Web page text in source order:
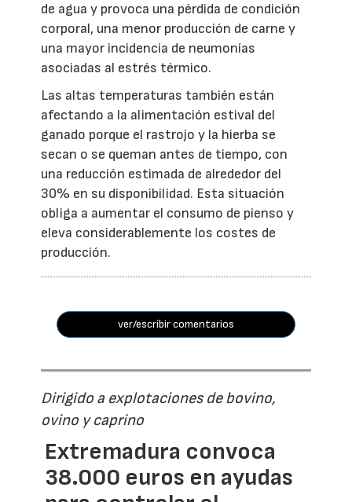
de agua y provoca una pérdida de condición
corporal, una menor producción de carne y
una mayor incidencia de neumonías
asociadas al estrés térmico.
Las altas temperaturas también están
afectando a la alimentación estival del
ganado porque el rastrojo y la hierba se
secan o se queman antes de tiempo, con
una reducción estimada de alrededor del
30% en su disponibilidad. Esta situación
obliga a aumentar el consumo de pienso y
eleva considerablemente los costes de
producción.
ver/escribir comentarios
Dirigido a explotaciones de bovino,
ovino y caprino
Extremadura convoca
38.000 euros en ayudas